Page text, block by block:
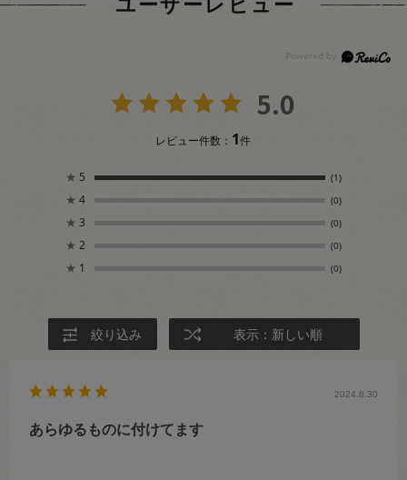
ユーザーレビュー
5.0
レビュー件数： 1件
★ 5 (1)
★ 4 (0)
★ 3 (0)
★ 2 (0)
★ 1 (0)
絞り込み 表示：新しい順
2024.8.30
あらゆるものに付けてます